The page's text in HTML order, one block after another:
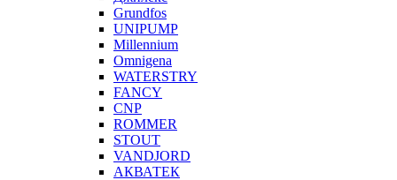
Grundfos
UNIPUMP
Millennium
Omnigena
WATERSTRY
FANCY
CNP
ROMMER
STOUT
VANDJORD
АКВАТЕК